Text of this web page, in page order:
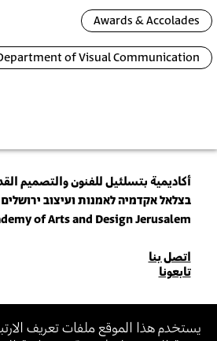
يستخدم هذا الموقع ملفات تعريف
Awards & Accolades
of Visual Communication
أكاديمية بتسلئيل للفنون والتصميم
בצלאל אקדמיה לאמנות ועיצוב ירושלים
of Arts and Design Jerusalem
للاتصال
بنا
اتصل بنا
تابعونا
انضم\ي لنشرتنا البريدية (نيوزلتر)